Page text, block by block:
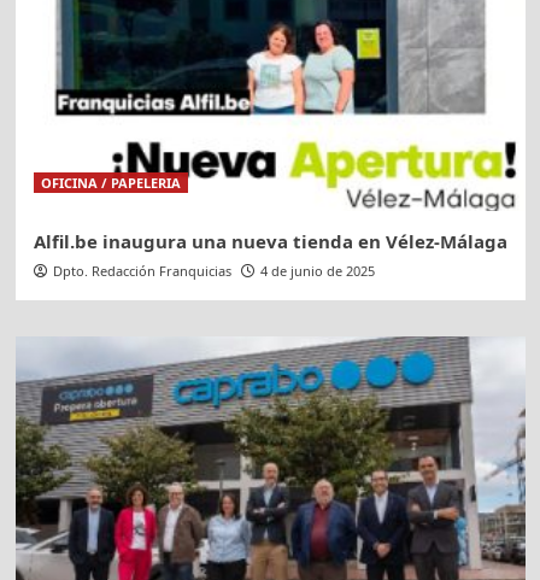
OFICINA / PAPELERIA
Alfil.be inaugura una nueva tienda en Vélez-Málaga
Dpto. Redacción Franquicias 4 de junio de 2025